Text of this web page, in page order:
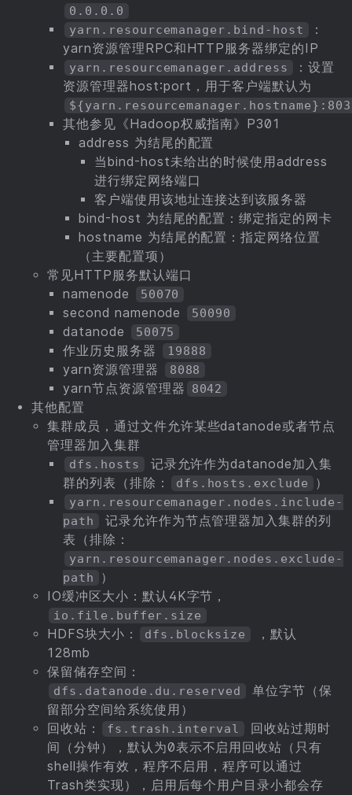
0.0.0.0
yarn.resourcemanager.bind-host
：
yarn资源管理RPC和HTTP服务器绑定的IP
yarn.resourcemanager.address
：设置
资源管理器host:port，用于客户端默认为
其他参见《Hadoop权威指南》P301
address 为结尾的配置
当bind-host未给出的时候使用address
进行绑定网络端口
客户端使用该地址连接达到该服务器
bind-host 为结尾的配置：绑定指定的网卡
hostname 为结尾的配置：指定网络位置
（主要配置项）
常见HTTP服务默认端口
namenode
50070
second namenode 50090
datanode 50075
作业历史服务器 19888
yarn资源管理器 8088
yarn节点资源管理器 8042
其他配置
集群成员，通过文件允许某些datanode或者节点
管理器加入集群
dfs.hosts
记录允许作为datanode加入集
群的列表（排除：
dfs.hosts.exclude ）
yarn.resourcemanager.nodes.include-
path
记录允许作为节点管理器加入集群的列
表（排除：
yarn.resourcemanager.nodes.exclude-
path
）
IO缓冲区大小：默认4K字节，
io.file.buffer.size
HDFS块大小： dfs.blocksize
，默认
128mb
保留储存空间：
dfs.datanode.du.reserved
单位字节（保
留部分空间给系统使用）
回收站：
fs.trash.interval
回收站过期时
间（分钟），默认为0表示不启用回收站（只有
shell操作有效，程序不启用，程序可以通过
Trash类实现），启用后每个用户目录小都会存